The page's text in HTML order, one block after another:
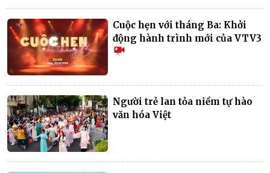
Cuộc hẹn với tháng Ba: Khởi
động hành trình mới của VTV3
Người trẻ lan tỏa niềm tự hào
văn hóa Việt